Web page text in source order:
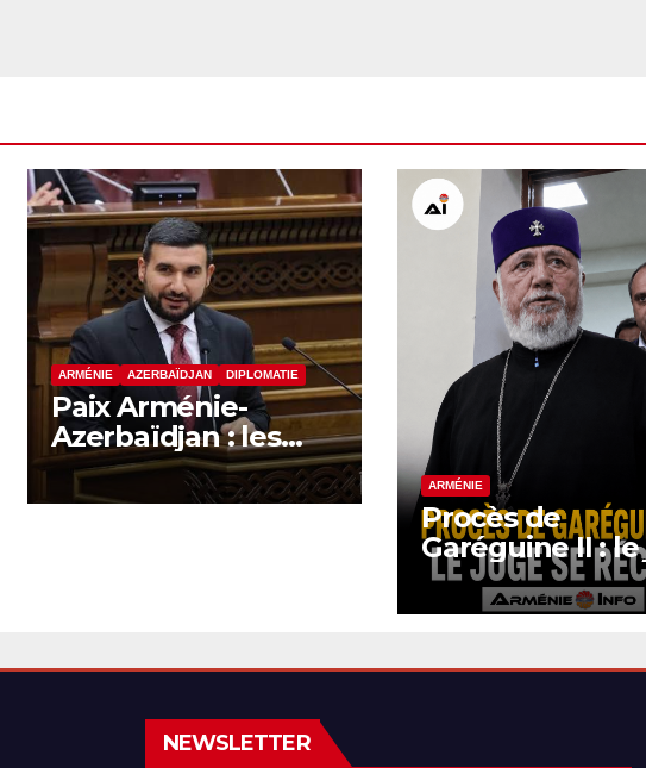
ARMÉNIE AZERBAÏDJAN DIPLOMATIE
Paix Arménie-
Azerbaïdjan : les
développements
internationaux
ARMÉNIE
Procès de
Garéguine II :
se récuse
NEWSLETTER